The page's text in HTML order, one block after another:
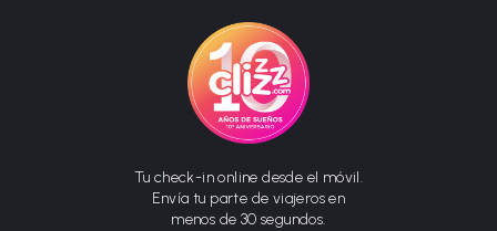
Tu check-in online desde el móvil.
Envía tu parte de viajeros en
menos de 30 segundos.